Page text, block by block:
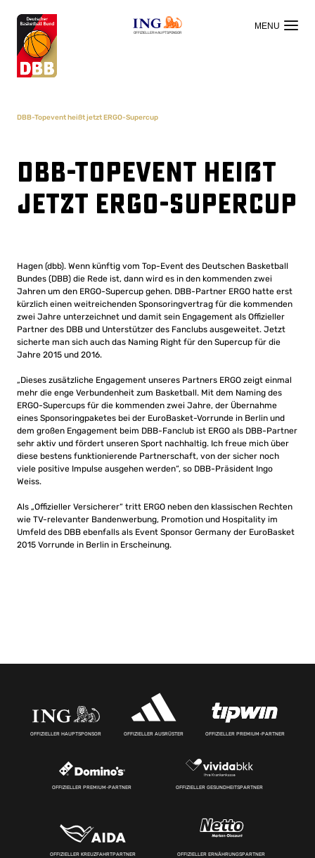
OFFIZIELLER HAUPTSPONSOR
DBB-Topevent heißt jetzt ERGO-Supercup
DBB-Topevent heißt
jetzt ERGO-Supercup
Hagen (dbb). Wenn künftig vom Top-Event des Deutschen Basketball
Bundes (DBB) die Rede ist, dann wird es in den kommenden zwei
Jahren um den ERGO-Supercup gehen. DBB-Partner ERGO hatte erst
kürzlich einen weitreichenden Sponsoringvertrag für die kommenden
zwei Jahre unterzeichnet und damit sein Engagement als Offizieller
Partner des DBB und Unterstützer des Fanclubs ausgeweitet. Jetzt
sicherte man sich auch das Naming Right für den Supercup für die
Jahre 2015 und 2016.
„Dieses zusätzliche Engagement unseres Partners ERGO zeigt einmal
mehr die enge Verbundenheit zum Basketball. Mit dem Naming des
ERGO-Supercups für die kommenden zwei Jahre, der Übernahme
eines Sponsoringpaketes bei der EuroBasket-Vorrunde in Berlin und
dem großen Engagement beim DBB-Fanclub ist ERGO als DBB-Partner
sehr aktiv und fördert unseren Sport nachhaltig. Ich freue mich über
diese bestens funktionierende Partnerschaft, von der sicher noch
viele positive Impulse ausgehen werden“, so DBB-Präsident Ingo
Weiss.
Als „Offizieller Versicherer“ tritt ERGO neben den klassischen Rechten
wie TV-relevanter Bandenwerbung, Promotion und Hospitality im
Umfeld des DBB ebenfalls als Event Sponsor Germany der EuroBasket
2015 Vorrunde in Berlin in Erscheinung.
OFFIZIELLER HAUPTSPONSOR OFFIZIELLER AUSRÜSTER OFFIZIELLER PREMIUM-PARTNER
OFFIZIELLER PREMIUM-PARTNER OFFIZIELLER GESUNDHEITSPARTNER
OFFIZIELLER KREUZFAHRTPARTNER OFFIZIELLER ERNÄHRUNGSPARTNER